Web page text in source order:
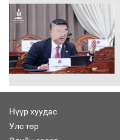
Нүүр хуудас
Улс төр